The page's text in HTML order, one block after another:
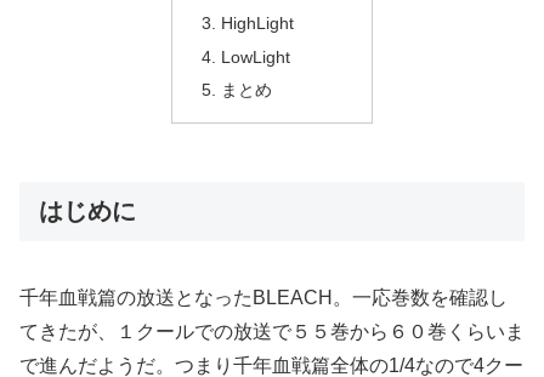
HighLight
LowLight
まとめ
はじめに
千年血戦篇の放送となったBLEACH。一応巻数を確認し
てきたが、１クールでの放送で５５巻から６０巻くらいま
で進んだようだ。つまり千年血戦篇全体の1/4なので4クー